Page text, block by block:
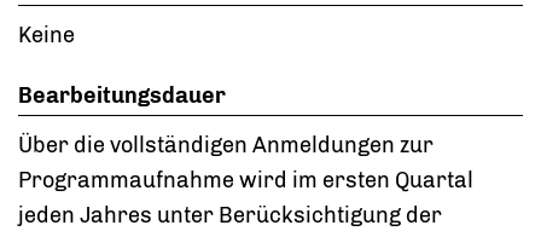
Keine
Bearbeitungsdauer
Über die vollständigen Anmeldungen zur
Programmaufnahme wird im ersten Quartal
jeden Jahres unter Berücksichtigung der